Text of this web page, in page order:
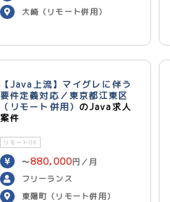
大崎（リモート併用）
【Java上流】マイグレに伴う
要件定義対応／東京都江東区
（リモート併用） のJava求人
案件
リモートOK
〜880,000円／月
フリーランス
東陽町（リモート併用）